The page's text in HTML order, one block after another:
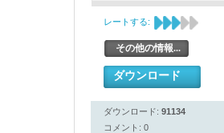
レートする:
その他の情報...
ダウンロード
ダウンロード: 91134
コメント: 0